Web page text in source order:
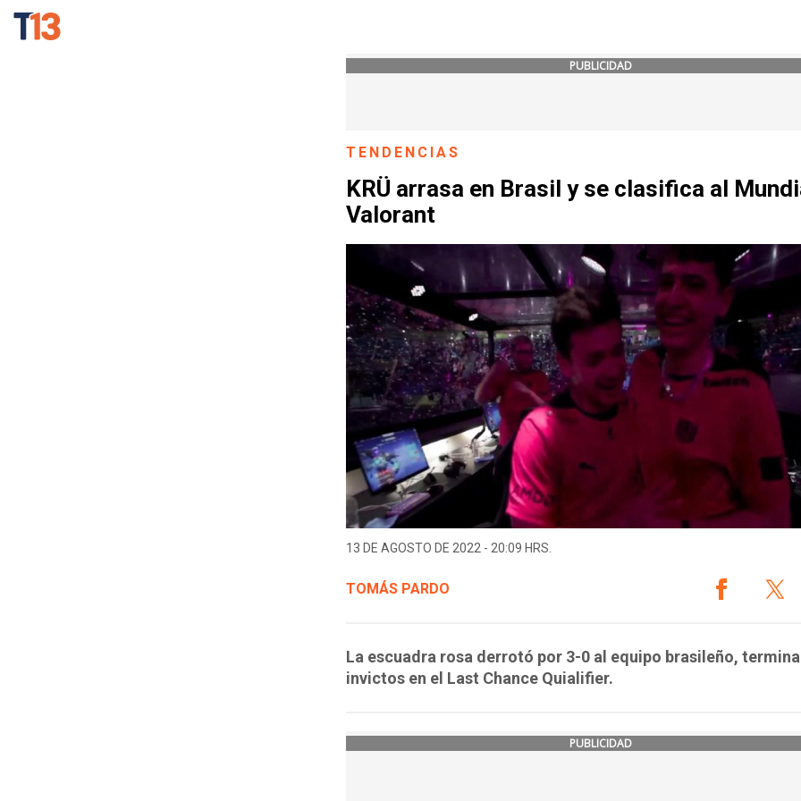
PUBLICIDAD
TENDENCIAS
KRÜ arrasa en Brasil y se clasifica al
Valorant
13 DE AGOSTO DE 2022 - 20:09 HRS.
TOMÁS PARDO
La escuadra rosa derrotó por 3-0 al equipo brasileño,
invictos en el Last Chance Quialifier.
PUBLICIDAD